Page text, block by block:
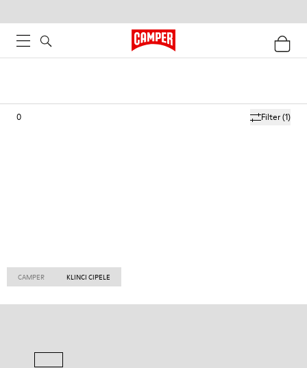
Filter(1)
0
CAMPER KLINCI CIPELE